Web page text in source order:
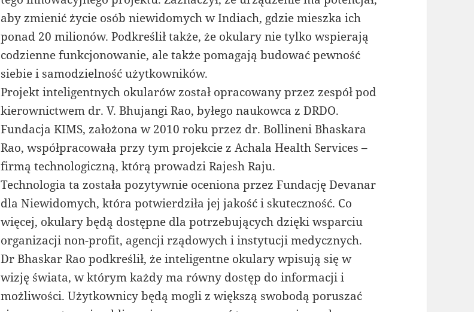
aby zmienić życie osób niewidomych w Indiach, gdzie mieszka ich
ponad 20 milionów. Podkreślił także, że okulary nie tylko wspierają
codzienne funkcjonowanie, ale także pomagają budować pewność
siebie i samodzielność użytkowników.
Projekt inteligentnych okularów został opracowany przez zespół pod
kierownictwem dr. V. Bhujangi Rao, byłego naukowca z DRDO.
Fundacja KIMS, założona w 2010 roku przez dr. Bollineni Bhaskara
Rao, współpracowała przy tym projekcie z Achala Health Services –
firmą technologiczną, którą prowadzi Rajesh Raju.
Technologia ta została pozytywnie oceniona przez Fundację Devanar
dla Niewidomych, która potwierdziła jej jakość i skuteczność. Co
więcej, okulary będą dostępne dla potrzebujących dzięki wsparciu
organizacji non-profit, agencji rządowych i instytucji medycznych.
Dr Bhaskar Rao podkreślił, że inteligentne okulary wpisują się w
wizję świata, w którym każdy ma równy dostęp do informacji i
możliwości. Użytkownicy będą mogli z większą swobodą poruszać